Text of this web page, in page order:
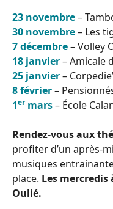
23 novembre–
30 novembre– Les
7 décembre– Volley
18 janvier– Amicale
25 janvier–
8 février–
1ermars– École
Rendez-vous aux
profiter d’un après-
musiques
place. Les mercredis
Oulié.